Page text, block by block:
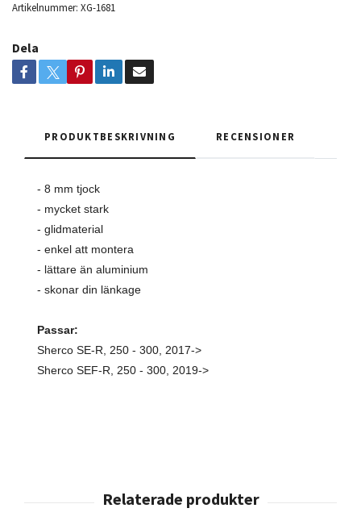
Artikelnummer: XG-1681
Dela
PRODUKTBESKRIVNING RECENSIONER
- 8 mm tjock
- mycket stark
- glidmaterial
- enkel att montera
- lättare än aluminium
- skonar din länkage
Passar:
Sherco SE-R, 250 - 300, 2017->
Sherco SEF-R, 250 - 300, 2019->